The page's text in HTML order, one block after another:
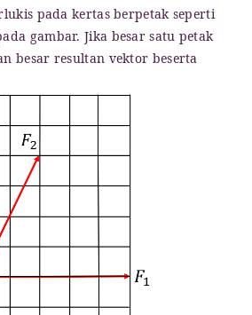
pada kertas berpetak seperti
gambar. Jika besar satu petak
besar resultan vektor beserta